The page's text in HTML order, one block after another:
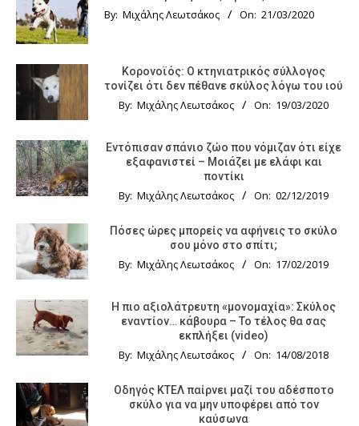
By: Μιχάλης Λεωτσάκος On: 21/03/2020
Κορονοϊός: Ο κτηνιατρικός σύλλογος
τονίζει ότι δεν πέθανε σκύλος λόγω του ιού
By: Μιχάλης Λεωτσάκος On: 19/03/2020
Εντόπισαν σπάνιο ζώο που νόμιζαν ότι είχε
εξαφανιστεί – Μοιάζει με ελάφι και
ποντίκι
By: Μιχάλης Λεωτσάκος On: 02/12/2019
Πόσες ώρες μπορείς να αφήνεις το σκύλο
σου μόνο στο σπίτι;
By: Μιχάλης Λεωτσάκος On: 17/02/2019
Η πιο αξιολάτρευτη «μονομαχία»: Σκύλος
εναντίον… κάβουρα – Το τέλος θα σας
εκπλήξει (video)
By: Μιχάλης Λεωτσάκος On: 14/08/2018
Οδηγός KTΕΛ παίρνει μαζί του αδέσποτο
σκύλο για να μην υποφέρει από τον
καύσωνα